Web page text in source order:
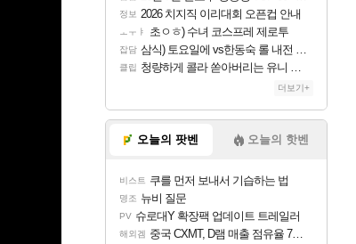
정보 2026 치지직 이리대회 오픈컵 안내
ㅗㅜㅑ 초ㅇㅎ) 수녀 코스프레 제로투
잡담 삼식) 토요일에 vs한동숙 롤 내전 예정
클립 청량하게 콜라 쏟아버리는 유니 ㅋㅋㅋ
더보기+
오늘의 팟벤 오늘의 핫벤
비스트 쿠를 먼저 보내서 기습하는 법
명조 뉴비 질문
PV 슈로대Y 확장팩 업데이트 트레일러
해외겜 중국 CXMT, D램 매출 점유율 7%…글로벌 4위로 부상